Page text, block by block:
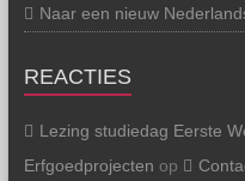
Naar een nieuw
REACTIES
Lezing studiedag Eerste
Erfgoedprojecten op